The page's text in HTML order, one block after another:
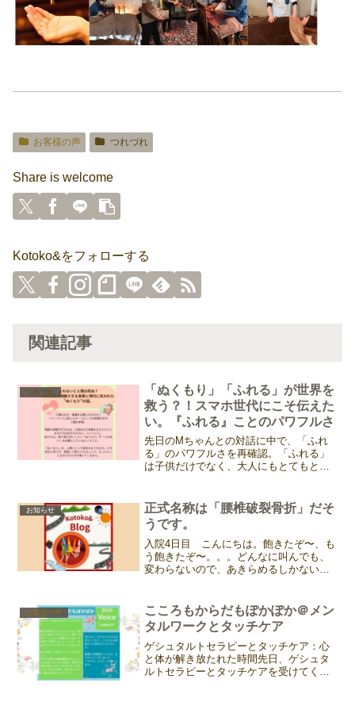
お客様の声 つれづれ
Share is welcome
Kotoko&をフォローする
関連記事
つれづれ
「ぬくもり」「ふれる」が世界を
救う？！スマホ世代にこそ伝えた
い。『ふれる』ことのパワフルさ
先日のMちゃんとの対話に中で、「ふれ
る」のパワフルさを再確認。「ふれる」
は子供だけでなく、大人にもとてもとて
ずは知ってほしい。～フリードリヒ2世の
実験～今から800年ほ...
お知らせ
正式名称は「腰椎破裂骨折」だそ
うです。
入院4日目 こんにちは。飽きたぞ〜、も
う飽きたぞ〜。。。どんなに叫んでも、
変わらないので、あきらめるしかない。
わりなので皆さんの名前はまったく覚え
られません。それでも声...
お客様の声
こころもからだもぽかぽか＠メン
タルワークとタッチケア
ゲシュタルトセラピーとタッチケア：心
と体が解き放たれた時間先日、ゲシュタ
ルトセラピーとタッチケアを受けてくだ